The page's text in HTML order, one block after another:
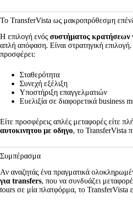
Το TransferVista ως μακροπρόθεσμη
Η επιλογή ενός συστήματος κρατήσεων
απλή απόφαση. Είναι στρατηγική
προσφέρει:
Σταθερότητα
Συνεχή εξέλιξη
Υποστήριξη επαγγελματιών
Ευελιξία σε διαφορετικά business
Είτε προσφέρεις απλές μεταφορές είτε
αυτοκινητου με οδηγο, το TransferVista
Συμπέρασμα
Αν αναζητάς ένα πραγματικά
για transfers, που να συνδυάζει
tours σε μία πλατφόρμα, το TransferVista